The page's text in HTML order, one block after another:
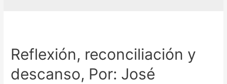
Reflexión, reconciliación y
descanso, Por: José